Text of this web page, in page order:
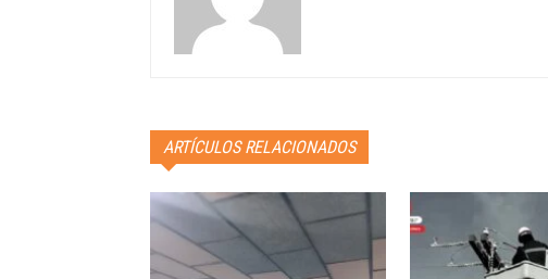
ARTÍCULOS RELACIONADOS